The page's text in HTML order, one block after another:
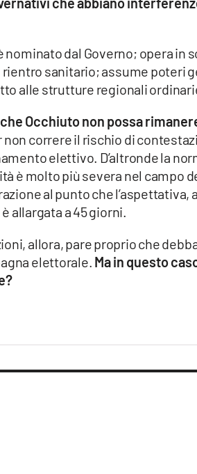
nominato dal Governo; opera in
rientro sanitario; assume poteri
alle strutture regionali
Occhiuto non possa
non correre il rischio di
elettivo. D’altronde la
è molto più severa nel campo
al punto che l’aspettativa,
allargata a 45 giorni.
allora, pare proprio che
elettorale. Ma in questo